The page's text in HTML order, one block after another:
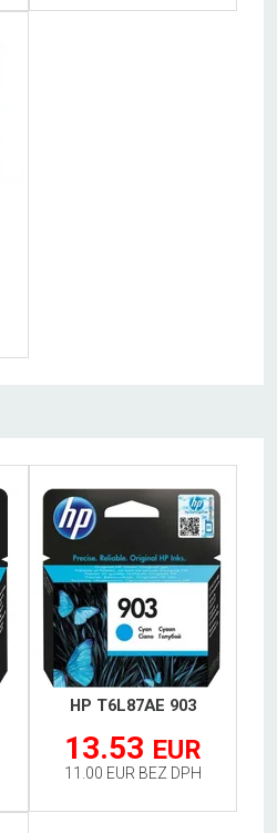
HP T6L87AE 903
13.53 EUR
11.00 EUR BEZ DPH